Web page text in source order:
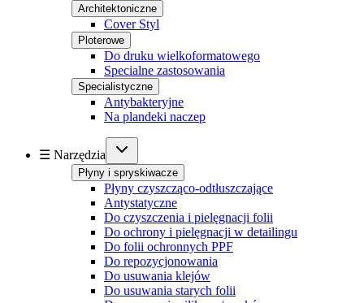
Architektoniczne
Cover Styl
Ploterowe
Do druku wielkoformatowego
Specialne zastosowania
Specialistyczne
Antybakteryjne
Na plandeki naczep
☰ Narzędzia
Płyny i spryskiwacze
Płyny czyszcząco-odtłuszczające
Antystatyczne
Do czyszczenia i pielęgnacji folii
Do ochrony i pielęgnacji w detailingu
Do folii ochronnych PPF
Do repozycjonowania
Do usuwania klejów
Do usuwania starych folii